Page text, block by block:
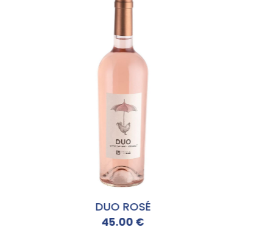
BIB 5 LITRES ROSÉ
15.00